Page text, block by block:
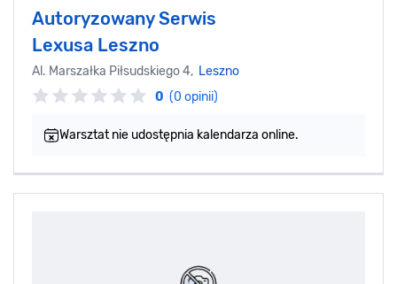
Autoryzowany Serwis
Lexusa Leszno
Al. Marszałka Piłsudskiego 4, Leszno
0 (0 opinii)
Warsztat nie udostępnia kalendarza online.